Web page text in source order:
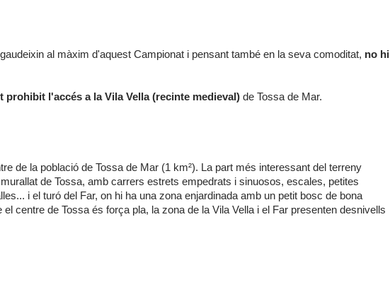
al màxim d'aquest Campionat i pensant també en la seva comoditat, no hi
prohibit l'accés a la Vila Vella (recinte medieval) de Tossa de Mar.
de la població de Tossa de Mar (1 km²). La part més interessant del terreny
de Tossa, amb carrers estrets empedrats i sinuosos, escales, petites
i el turó del Far, on hi ha una zona enjardinada amb un petit bosc de bona
el centre de Tossa és força pla, la zona de la Vila Vella i el Far presenten desnivells